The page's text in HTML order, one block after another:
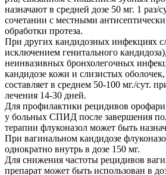
назначают в средней дозе 50 мг. 1 раз/
сочетании с местными
обработки протеза.
При других кандидозных инфекциях
исключением генитального
неинвазивных бронхолегочных
кандидозе кожи и слизистых
составляет в среднем 50-100 мг./сут.
лечения 14-30 дней.
Для профилактики рецидивов
у больных СПИД после завершения
терапии флуконазол может быть
При вагинальном кандидозе
однократно внутрь в дозе 150 мг.
Для снижения частоты рецидивов
препарат может быть использован в